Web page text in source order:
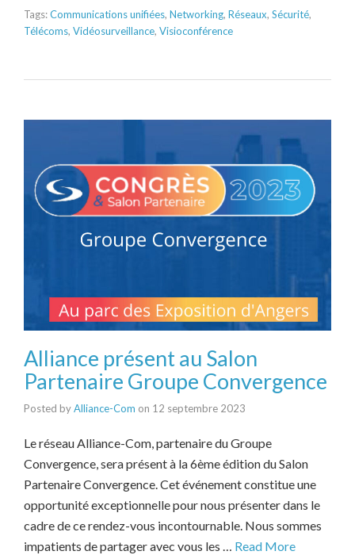
Tags:Communications unifiées, Networking, Réseaux, Sécurité,
Télécoms, Vidéosurveillance, Visioconférence
Alliance présent au Salon
Partenaire Groupe Convergence
Posted byAlliance-Com on 12 septembre 2023
Le réseau Alliance-Com, partenaire du Groupe
Convergence, sera présent à la 6ème édition du Salon
Partenaire Convergence. Cet événement constitue une
opportunité exceptionnelle pour nous présenter dans le
cadre de ce rendez-vous incontournable. Nous sommes
impatients de partager avec vous les … Read More